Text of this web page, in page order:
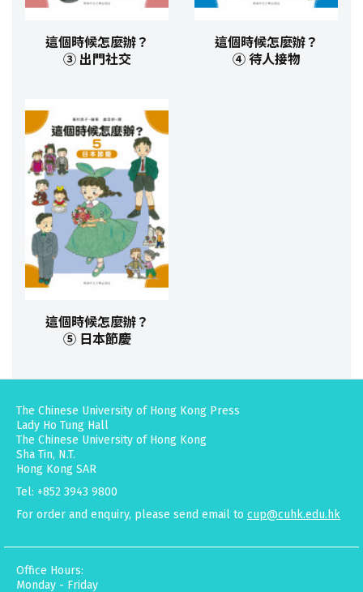
這個時候怎麼辦？
③ 出門社交
這個時候怎麼辦？
④ 待人接物
這個時候怎麼辦？
⑤ 日本節慶
The Chinese University of Hong Kong Press
Lady Ho Tung Hall
The Chinese University of Hong Kong
Sha Tin, N.T.
Hong Kong SAR
Tel: +852 3943 9800
For order and enquiry, please send email to cup@cuhk.edu.hk
Office Hours:
Monday - Friday